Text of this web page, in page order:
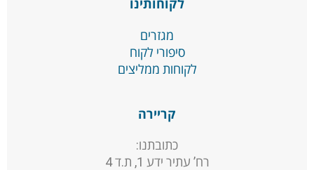
לקוחותינו
מגזרים
סיפורי לקוח
לקוחות ממליצים
קריירה
כתובתנו:
רח’ עתיר ידע 1, ת.ד 4